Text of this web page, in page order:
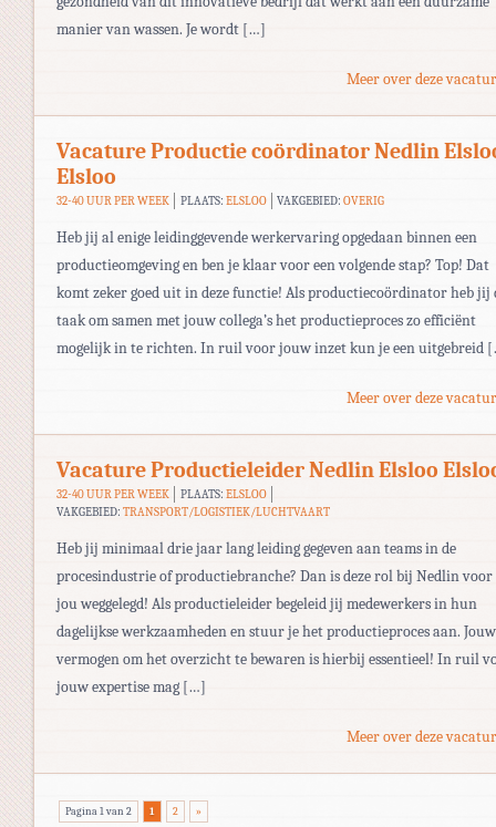
manier van wassen. Je wordt […]
Meer over deze
Vacature Productie coördinator Nedlin
Elsloo
32-40 UUR PER WEEK PLAATS: ELSLOO VAKGEBIED:OVERIG
Heb jij al enige leidinggevende werkervaring opgedaan binnen een
productieomgeving en ben je klaar voor een volgende stap? Top! Dat
komt zeker goed uit in deze functie! Als productiecoördinator heb jij
taak om samen met jouw collega’s het productieproces zo efficiënt
mogelijk in te richten. In ruil voor jouw inzet kun je een uitgebreid
Meer over deze
Vacature Productieleider Nedlin Elsloo
32-40 UUR PER WEEK PLAATS: ELSLOO
VAKGEBIED: TRANSPORT/LOGISTIEK/LUCHTVAART
Heb jij minimaal drie jaar lang leiding gegeven aan teams in de
procesindustrie of productiebranche? Dan is deze rol bij Nedlin voor
jou weggelegd! Als productieleider begeleid jij medewerkers in hun
dagelijkse werkzaamheden en stuur je het productieproces aan. Jouw
vermogen om het overzicht te bewaren is hierbij essentieel! In ruil
jouw expertise mag […]
Meer over deze
Pagina 1 van 2 1 2 »